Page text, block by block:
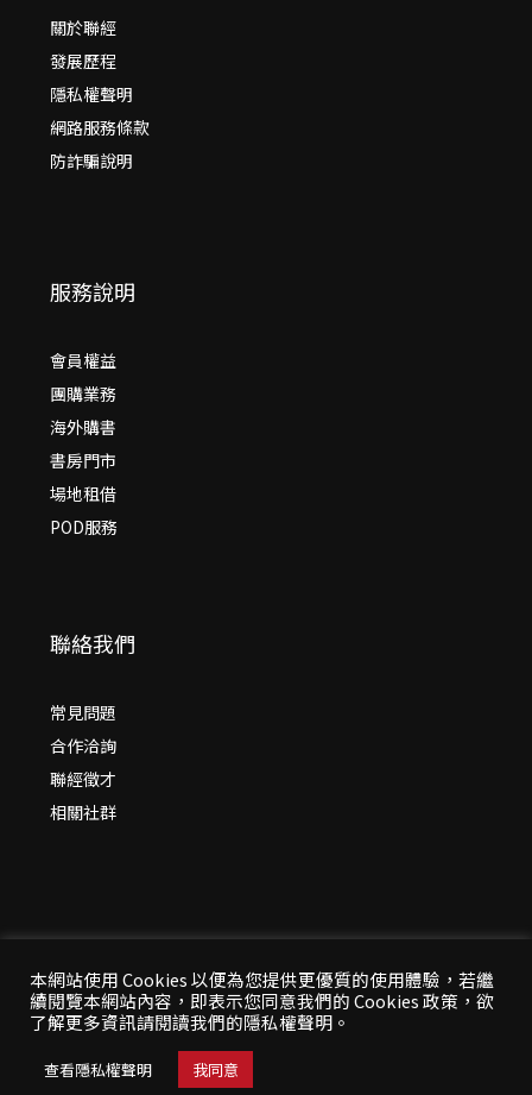
關於聯經
發展歷程
隱私權聲明
網路服務條款
防詐騙說明
服務說明
會員權益
團購業務
海外購書
書房門市
場地租借
POD服務
聯絡我們
常見問題
合作洽詢
聯經徵才
相關社群
© 2026 年聯經出版：思考，連結過去與未來
All Rights Reserved | 本站台資料為版權所有，非經同
意請勿作任何形式之轉載使用
本網站使用 Cookies 以便為您提供更優質的使用體驗，若繼
續閱覽本網站內容，即表示您同意我們的 Cookies 政策，欲
了解更多資訊請閱讀我們的隱私權聲明。
查看隱私權聲明 我同意